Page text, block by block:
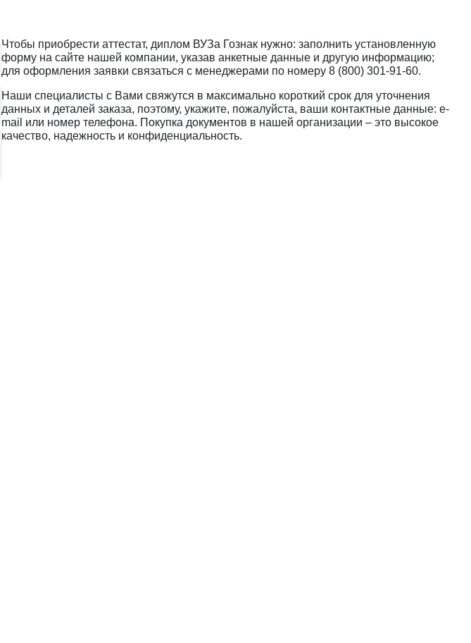
Чтобы приобрести аттестат, диплом ВУЗа Гознак нужно: заполнить установленную
форму на сайте нашей компании, указав анкетные данные и другую информацию;
для оформления заявки связаться с менеджерами по номеру 8 (800) 301-91-60.
Наши специалисты с Вами свяжутся в максимально короткий срок для уточнения
данных и деталей заказа, поэтому, укажите, пожалуйста, ваши контактные данные: e-
mail или номер телефона. Покупка документов в нашей организации – это высокое
качество, надежность и конфиденциальность.